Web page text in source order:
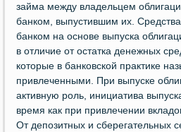
займа между владельцем
банком, выпустившим их.
банком на основе выпуска
в отличие от остатка денежных
которые в банковской практике
привлеченными. При выпуске
активную роль, инициатива
время как при привлечении
От депозитных и сберегательных